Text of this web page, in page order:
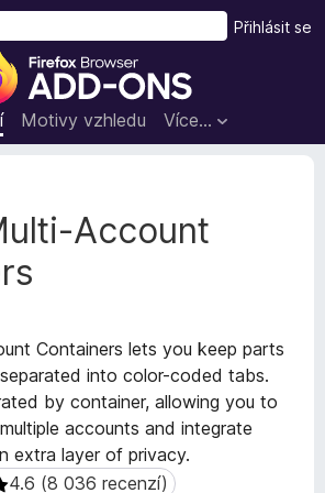
D
o
p
l
y
d
o
h
l
í
ž
e
Motivy vzhledu Více…
Přihlásit se
Account
Containers lets you keep parts
into color-coded tabs.
by container, allowing you to
accounts and integrate
extra layer of privacy.
(8 036 recenzí)
4.6 (8 036 recenzí)